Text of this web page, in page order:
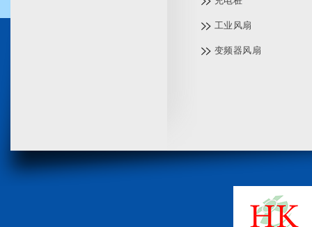
工业风扇
变频器风扇